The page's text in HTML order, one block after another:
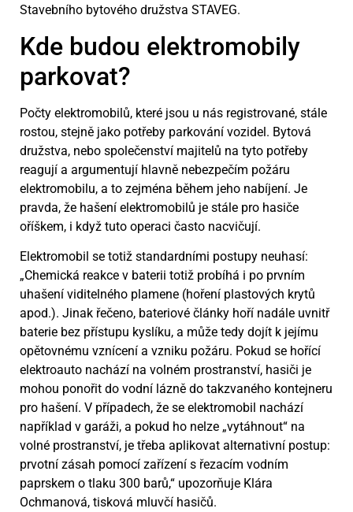
Stavebního bytového družstva STAVEG.
Kde budou elektromobily
parkovat?
Počty elektromobilů, které jsou u nás registrované, stále
rostou, stejně jako potřeby parkování vozidel. Bytová
družstva, nebo společenství majitelů na tyto potřeby
reagují a argumentují hlavně nebezpečím požáru
elektromobilu, a to zejména během jeho nabíjení. Je
pravda, že hašení elektromobilů je stále pro hasiče
oříškem, i když tuto operaci často nacvičují.
Elektromobil se totiž standardními postupy neuhasí:
„Chemická reakce v baterii totiž probíhá i po prvním
uhašení viditelného plamene (hoření plastových krytů
apod.). Jinak řečeno, bateriové články hoří nadále uvnitř
baterie bez přístupu kyslíku, a může tedy dojít k jejímu
opětovnému vznícení a vzniku požáru. Pokud se hořící
elektroauto nachází na volném prostranství, hasiči je
mohou ponořit do vodní lázně do takzvaného kontejneru
pro hašení. V případech, že se elektromobil nachází
například v garáži, a pokud ho nelze „vytáhnout“ na
volné prostranství, je třeba aplikovat alternativní postup:
prvotní zásah pomocí zařízení s řezacím vodním
paprskem o tlaku 300 barů,“ upozorňuje Klára
Ochmanová, tisková mluvčí hasičů.